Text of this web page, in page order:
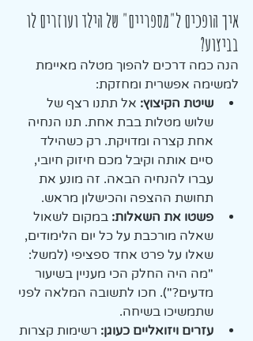
איך הופכים ל"מספריים" של הילד ועוזרים לו
בביצוע?
הנה כמה דרכים להפוך מטלה מאיימת
למשימה אפשרית ומחזקת:
שיטת הקיצוץ: אל תתנו רצף של
שלוש מטלות בבת אחת. תנו הנחיה
אחת קצרה ומדויקת. רק כשהילד
סיים אותה וקיבל מכם חיזוק חיובי,
עברו להנחיה הבאה. זה מונע את
תחושת ההצפה והכישלון מראש.
פשטו את השאלות: במקום לשאול
שאלה מורכבת על כל יום הלימודים,
שאלו על פרט אחד ספציפי (למשל:
"מה היה החלק הכי מעניין בשיעור
מדעים?"). חכו לתשובה המלאה לפני
שתמשיכו בשיחה.
עזרים ויזואליים כעוגן: רשימות קצרות